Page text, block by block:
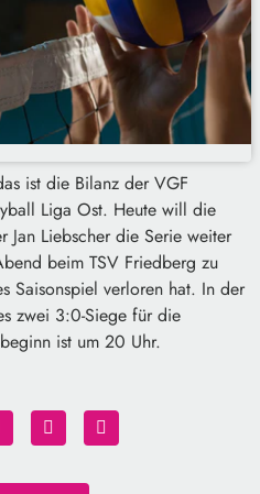
ist die Bilanz der VGF
Liga Ost. Heute will die
Jan Liebscher die Serie weiter
beim TSV Friedberg zu
Saisonspiel verloren hat. In der
zwei 3:0-Siege für die
ist um 20 Uhr.